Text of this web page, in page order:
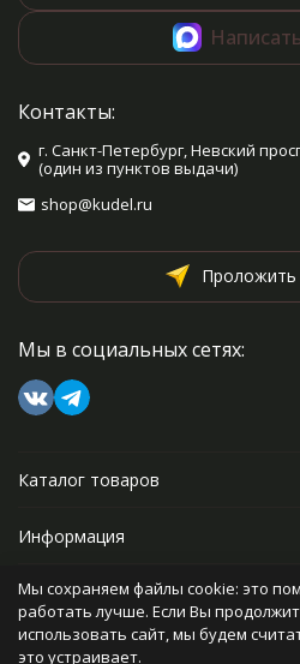
Контакты:
г. Санкт-Петербург, Невский
(один из пунктов выдачи)
shop@kudel.ru
Мы в социальных сетях:
Каталог товаров
Информация
Прочее
Мы сохраняем файлы cookie: это
работать лучше. Если Вы
использовать сайт, мы будем
это устраивает.